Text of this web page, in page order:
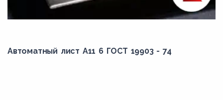
Автоматный лист А11 6 ГОСТ 19903 - 74